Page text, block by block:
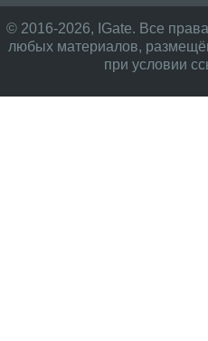
© 2016-2026, IGate. Все
любых материалов,
при условии